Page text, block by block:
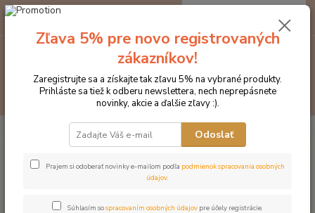
Hľadať
za0 €
Značka oblečenia MONTAR ZĽAVY!
Čelenky na uzdečky
MONTAR Amethyst plum crystal hnedá
MONTAR Amethyst plum crystal
hnedá
Zľava 5% pre novo registrovaných
zákazníkov!
Zaregistrujte sa a získajte tak zľavu 5% na vybrané produkty.
Prihláste sa tiež k odberu newslettera, nech neprepásnete
novinky, akcie a ďalšie zľavy :).
Odoslať
Prajem si odoberať novinky e-mailom podľa podmienok spracovania osobných
údajov.
Súhlasím sospracovaním osobných údajov pre účely registrácie.